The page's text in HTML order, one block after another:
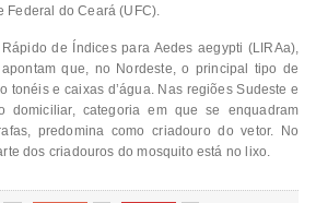
Federal do Ceará (UFC).
de Índices para Aedes aegypti (LIRAa),
que, no Nordeste, o principal tipo de
tonéis e caixas d’água. Nas regiões Sudeste e
domiciliar, categoria em que se enquadram
predomina como criadouro do vetor. No
dos criadouros do mosquito está no lixo.